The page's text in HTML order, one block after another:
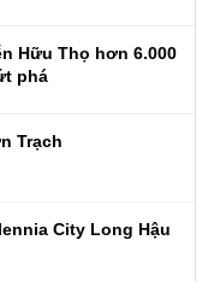
Hữu Thọ hơn 6.000
phá
Trạch
City Long Hậu